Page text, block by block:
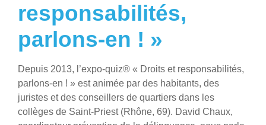
responsabilités,
parlons-en ! »
Depuis 2013, l’expo-quiz® « Droits et responsabilités,
parlons-en ! » est animée par des habitants, des
juristes et des conseillers de quartiers dans les
collèges de Saint-Priest (Rhône, 69). David Chaux,